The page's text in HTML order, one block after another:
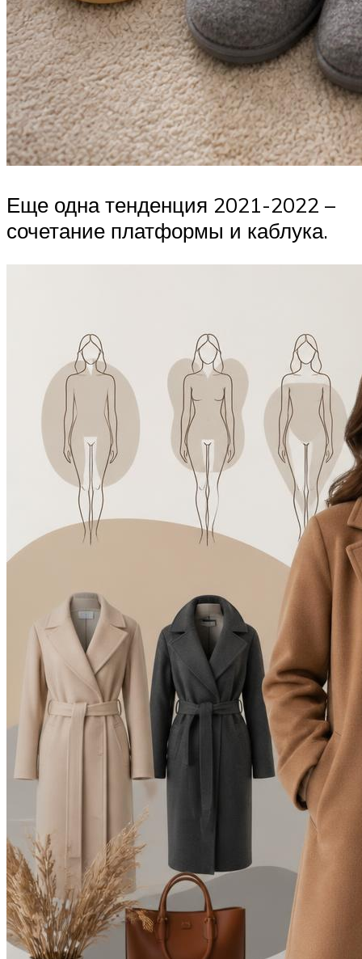
Еще одна тенденция 2021-2022 –
сочетание платформы и каблука.